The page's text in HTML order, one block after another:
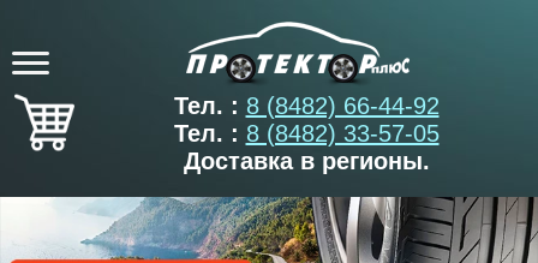
Тел. : 8 (8482) 66-44-92
Тел. : 8 (8482) 33-57-05
Доставка в регионы.